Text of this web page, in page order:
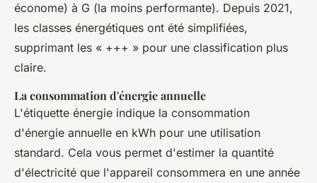
économe) à G (la moins performante). Depuis 2021,
les classes énergétiques ont été simplifiées,
supprimant les « +++ » pour une classification plus
claire.
La consommation d'énergie annuelle
L'étiquette énergie indique la consommation
d'énergie annuelle en kWh pour une utilisation
standard. Cela vous permet d'estimer la quantité
d'électricité que l'appareil consommera en une année